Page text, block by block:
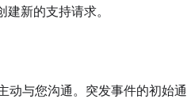
建新的支持请求。
动与您沟通。突发事件的初始